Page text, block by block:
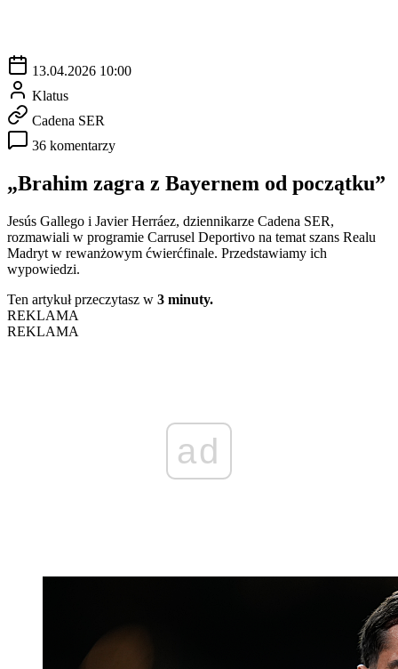
13.04.2026 10:00
Klatus
Cadena SER
36 komentarzy
„Brahim zagra z Bayernem od początku”
Jesús Gallego i Javier Herráez, dziennikarze Cadena SER,
rozmawiali w programie Carrusel Deportivo na temat szans Realu
Madryt w rewanżowym ćwierćfinale. Przedstawiamy ich
wypowiedzi.
Ten artykuł przeczytasz w 3 minuty.
REKLAMA
REKLAMA
ad